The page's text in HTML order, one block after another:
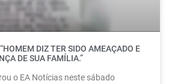
DIZ TER SIDO AMEAÇADO E
DE SUA FAMÍLIA.”
o EA Notícias neste sábado